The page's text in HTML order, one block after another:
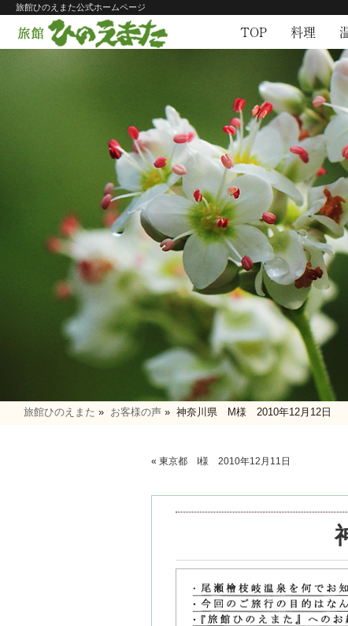
旅館ひのえまた公式ホームページ
TOP 料理
旅館ひのえまた » お客様の声 » 神奈川県 M様 2010年12月12日
« 東京都 I様 2010年12月11日